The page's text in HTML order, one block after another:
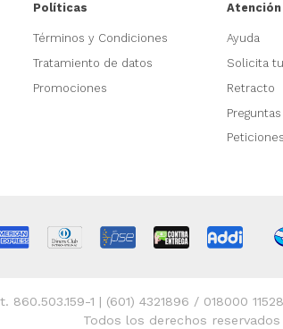
Políticas
Términos y Condiciones
Tratamiento de datos
Promociones
Ayuda
Solicita
Retracto
860.503.159-1 | (601) 4321896 / 018000
Todos los derechos